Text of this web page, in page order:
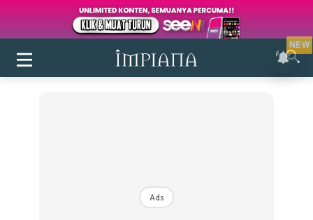
Login|Register
Ads
NEW